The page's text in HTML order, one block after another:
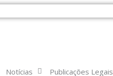
Notícias Publicações Legais